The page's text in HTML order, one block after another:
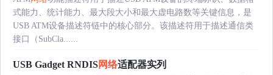
式能力、统计能力、最大段大小和最大虚电路数等关键信息，是
USB ATM设备描述符链中的核心部分。该描述符用于描述通信类
接口（SubCla......
USB Gadget RNDIS网络适配器实列